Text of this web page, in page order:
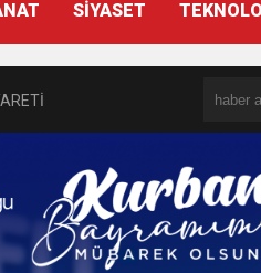
SİYASET
VAR?